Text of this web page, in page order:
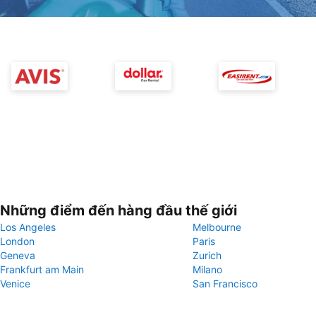
Những điểm đến hàng đầu thế giới
Los Angeles
Melbourne
London
Paris
Geneva
Zurich
Frankfurt am Main
Milano
Venice
San Francisco